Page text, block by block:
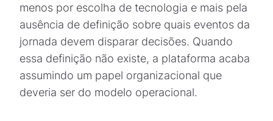
menos por escolha de tecnologia e mais pela
ausência de definição sobre quais eventos da
jornada devem disparar decisões. Quando
essa definição não existe, a plataforma acaba
assumindo um papel organizacional que
deveria ser do modelo operacional.